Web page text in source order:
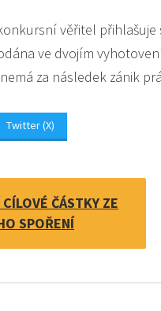
věřitel
ve dvojím
za následek zánik
Twitter (X)
ČÁSTKY ZE
SPOŘENÍ